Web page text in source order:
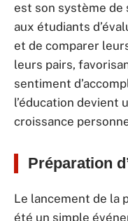
est son système de
aux étudiants
et de comparer
leurs pairs,
sentiment
l’éducation devient
croissance
Préparation
Le lancement de la
été un simple